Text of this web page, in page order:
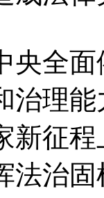
全面
治理
新征
法治